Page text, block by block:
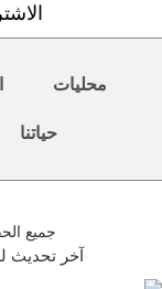
محليات
حياتنا
جميع الحقوق
آخر تحديث للصفحة